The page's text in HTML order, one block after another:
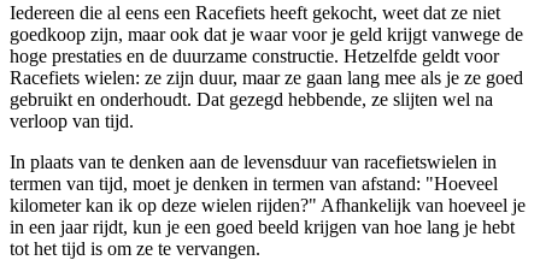
Iedereen die al eens een Racefiets heeft gekocht, weet dat ze niet
goedkoop zijn, maar ook dat je waar voor je geld krijgt vanwege de
hoge prestaties en de duurzame constructie. Hetzelfde geldt voor
Racefiets wielen: ze zijn duur, maar ze gaan lang mee als je ze goed
gebruikt en onderhoudt. Dat gezegd hebbende, ze slijten wel na
verloop van tijd.
In plaats van te denken aan de levensduur van racefietswielen in
termen van tijd, moet je denken in termen van afstand: "Hoeveel
kilometer kan ik op deze wielen rijden?" Afhankelijk van hoeveel je
in een jaar rijdt, kun je een goed beeld krijgen van hoe lang je hebt
tot het tijd is om ze te vervangen.